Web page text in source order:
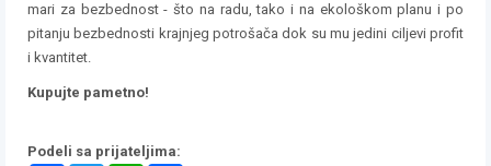
mari za bezbednost - što na radu, tako i na ekološkom planu i po
pitanju bezbednosti krajnjeg potrošača dok su mu jedini ciljevi profit
i kvantitet.
Kupujte pametno!
Podeli sa prijateljima: